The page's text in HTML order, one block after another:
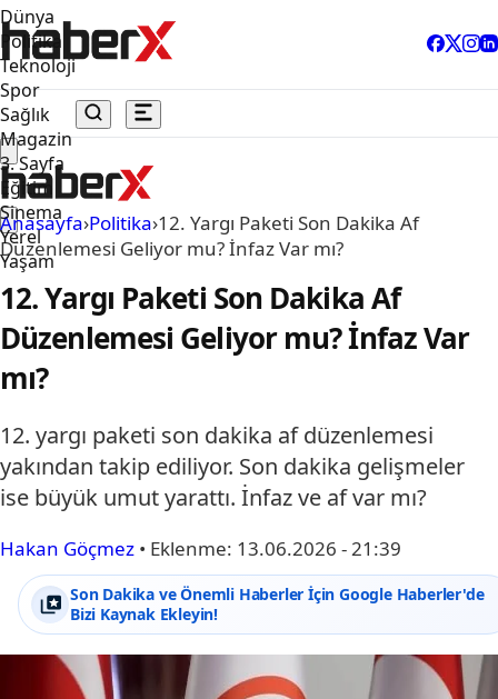
Dünya
Politika
Teknoloji
Spor
Sağlık
Magazin
3. Sayfa
Eğitim
Sinema
Yerel
Yaşam
Anasayfa›Politika›12. Yargı Paketi Son Dakika Af
Düzenlemesi Geliyor mu? İnfaz Var mı?
12. Yargı Paketi Son Dakika Af
Düzenlemesi Geliyor mu? İnfaz Var
mı?
12. yargı paketi son dakika af düzenlemesi
yakından takip ediliyor. Son dakika gelişmeler
ise büyük umut yarattı. İnfaz ve af var mı?
Hakan Göçmez • Eklenme: 13.06.2026 - 21:39
Son Dakika ve Önemli Haberler İçin Google Haberler'de
Bizi Kaynak Ekleyin!